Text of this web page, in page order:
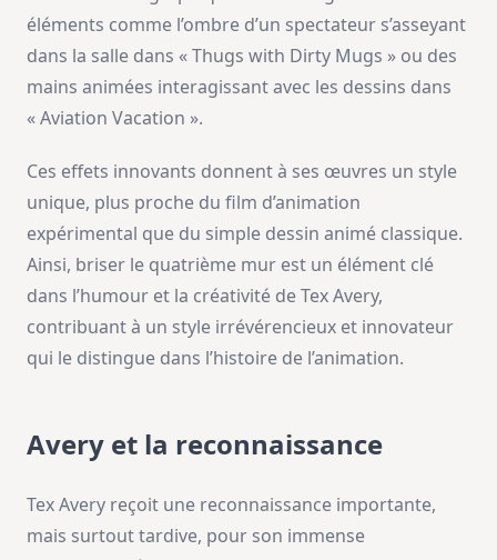
éléments comme l’ombre d’un spectateur s’asseyant
dans la salle dans « Thugs with Dirty Mugs » ou des
mains animées interagissant avec les dessins dans
« Aviation Vacation ».
Ces effets innovants donnent à ses œuvres un style
unique, plus proche du film d’animation
expérimental que du simple dessin animé classique.
Ainsi, briser le quatrième mur est un élément clé
dans l’humour et la créativité de Tex Avery,
contribuant à un style irrévérencieux et innovateur
qui le distingue dans l’histoire de l’animation.
Avery et la reconnaissance
Tex Avery reçoit une reconnaissance importante,
mais surtout tardive, pour son immense